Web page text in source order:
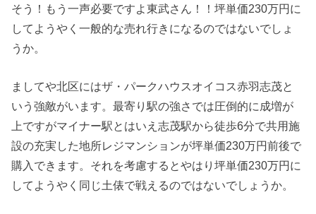
そう！もう一声必要ですよ東武さん！！坪単価230万円に
してようやく一般的な売れ行きになるのではないでしょ
うか。
ましてや北区にはザ・パークハウスオイコス赤羽志茂と
いう強敵がいます。最寄り駅の強さでは圧倒的に成増が
上ですがマイナー駅とはいえ志茂駅から徒歩6分で共用施
設の充実した地所レジマンションが坪単価230万円前後で
購入できます。それを考慮するとやはり坪単価230万円に
してようやく同じ土俵で戦えるのではないでしょうか。